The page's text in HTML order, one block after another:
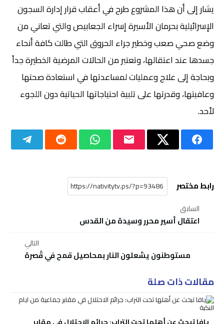
يشار إلى أن هذا المشروع طرح في أعقاب قرار إدارة السجون
الإسرائيلية بحرمان الأسيرة إسراء الجعابيص والتي تعاني من
وضع صحي صعب وخطير جراء الحروق التي طالت كافة أنحاء
جسدها عند اعتقالها، وتعتبر من الحالات المرضية الخطيرة جداً
وبحاجة إلى علاج وعمليات لمساعدتها في استعادة صحتها
وعافيتها، وقدرتها على تلبية احتياجاتها الحياتية دون اللجوء
لأحد.
رابط مختصر
السابق
اعتقال أسير محرر وسيدة من القدس
التالي
مستوطنون يشعلون النار بمحاصيل قمح في قُصرة
مقالات ذات صلة